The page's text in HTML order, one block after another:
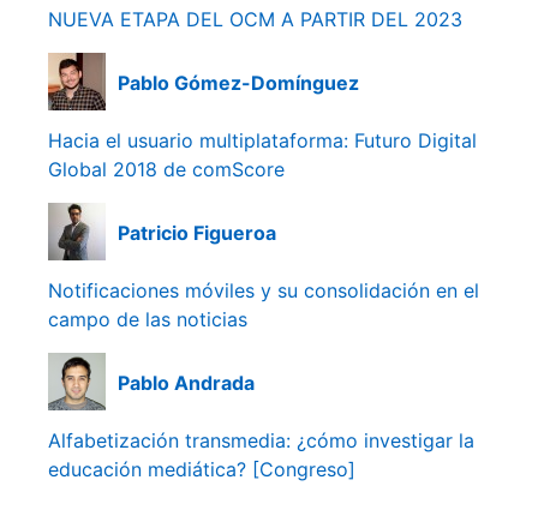
NUEVA ETAPA DEL OCM A PARTIR DEL 2023
Pablo Gómez-Domínguez
Hacia el usuario multiplataforma: Futuro Digital
Global 2018 de comScore
Patricio Figueroa
Notificaciones móviles y su consolidación en el
campo de las noticias
Pablo Andrada
Alfabetización transmedia: ¿cómo investigar la
educación mediática? [Congreso]